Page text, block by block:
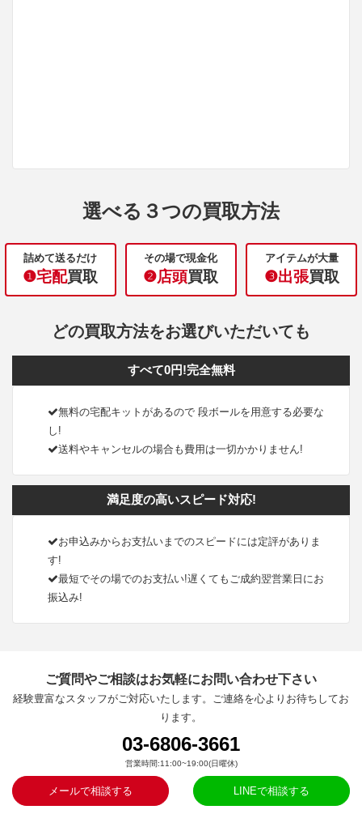
選べる３つの買取方法
詰めて送るだけ
❶宅配買取
その場で現金化
❷店頭買取
アイテムが大量
❸出張買取
どの買取方法をお選びいただいても
すべて0円!完全無料
無料の宅配キットがあるので 段ボールを用意する必要な
し!
送料やキャンセルの場合も費用は一切かかりません!
満足度の高いスピード対応!
お申込みからお支払いまでのスピードには定評がありま
す!
最短でその場でのお支払い!遅くてもご成約翌営業日にお
振込み!
ご質問やご相談はお気軽にお問い合わせ下さい
経験豊富なスタッフがご対応いたします。ご連絡を心よりお待ちしてお
ります。
03-6806-3661
営業時間:11:00~19:00(日曜休)
メールで相談する LINEで相談する